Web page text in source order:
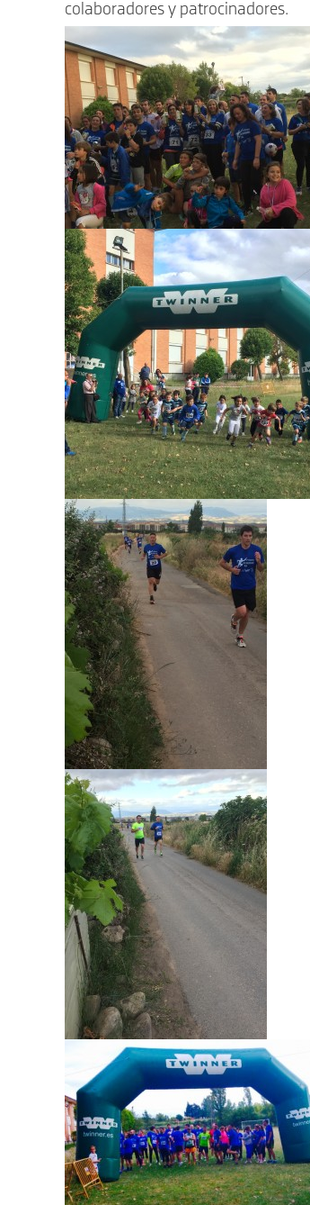
colaboradores y patrocinadores.